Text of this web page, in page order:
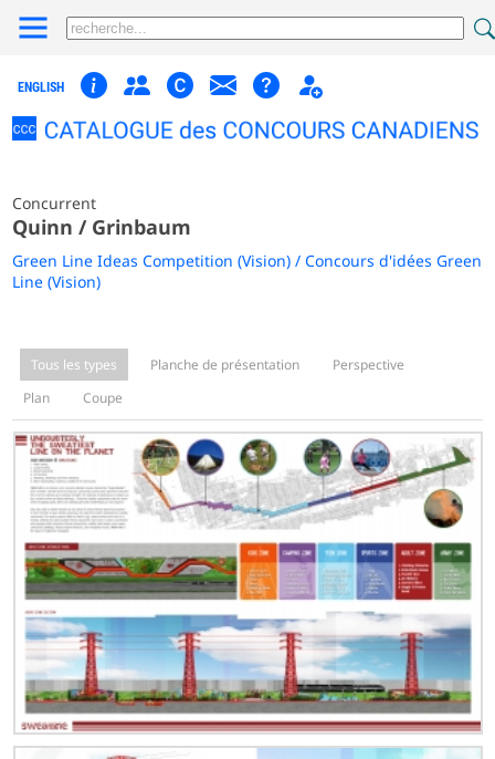
ENGLISH
Concurrent
Quinn / Grinbaum
Green Line Ideas Competition (Vision) / Concours d'idées Green
Line (Vision)
Tous les types Planche de présentation
Perspective
Plan
Coupe